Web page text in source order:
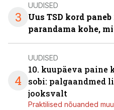
3
UUDISED
Uus TSD kord
parandama kohe,
4
UUDISED
10. kuupäeva paine
sobi: palgaandmed
jooksvalt
Praktilised nõuanded